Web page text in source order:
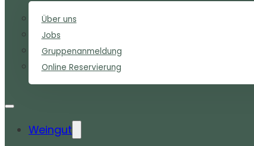
Über uns
Jobs
Gruppenanmeldung
Online Reservierung
Weingut